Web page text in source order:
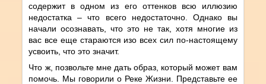
содержит в одном из его оттенков всю иллюзию
недостатка – что всего недостаточно. Однако вы
начали осознавать, что это не так, хотя многие из
вас все еще стараются изо всех сил по-настоящему
усвоить, что это значит.
Что ж, позвольте мне дать образ, который может вам
помочь. Мы говорили о Реке Жизни. Представьте ее